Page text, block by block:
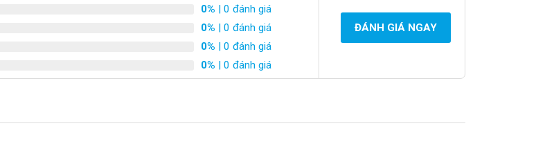
0% | 0 đánh giá
0% | 0 đánh giá
0% | 0 đánh giá
0% | 0 đánh giá
ĐÁNH GIÁ NGAY